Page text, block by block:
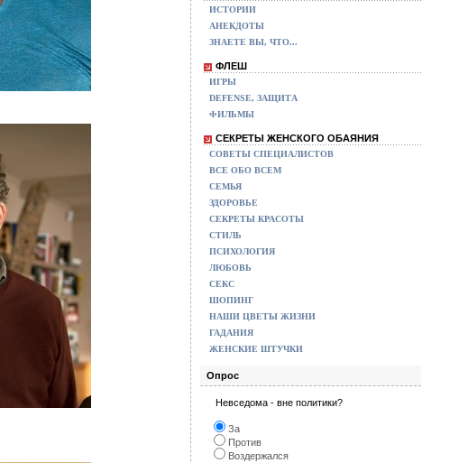
ИСТОРИИ
АНЕКДОТЫ
ЗНАЕТЕ ВЫ, ЧТО...
ФЛЕШ
ИГРЫ
DEFENSE, ЗАЩИТА
ФИЛЬМЫ
СЕКРЕТЫ ЖЕНСКОГО ОБАЯНИЯ
СОВЕТЫ СПЕЦИАЛИСТОВ
ВСЕ ОБО ВСЕМ
СЕМЬЯ
ЗДОРОВЬЕ
СЕКРЕТЫ КРАСОТЫ
СТИЛЬ
ПСИХОЛОГИЯ
ЛЮБОВЬ
СЕКС
ШОПИНГ
НАШИ ЦВЕТЫ ЖИЗНИ
ГАДАНИЯ
ЖЕНСКИЕ ШТУЧКИ
Опрос
Невседома - вне политики?
За
Против
Воздержался